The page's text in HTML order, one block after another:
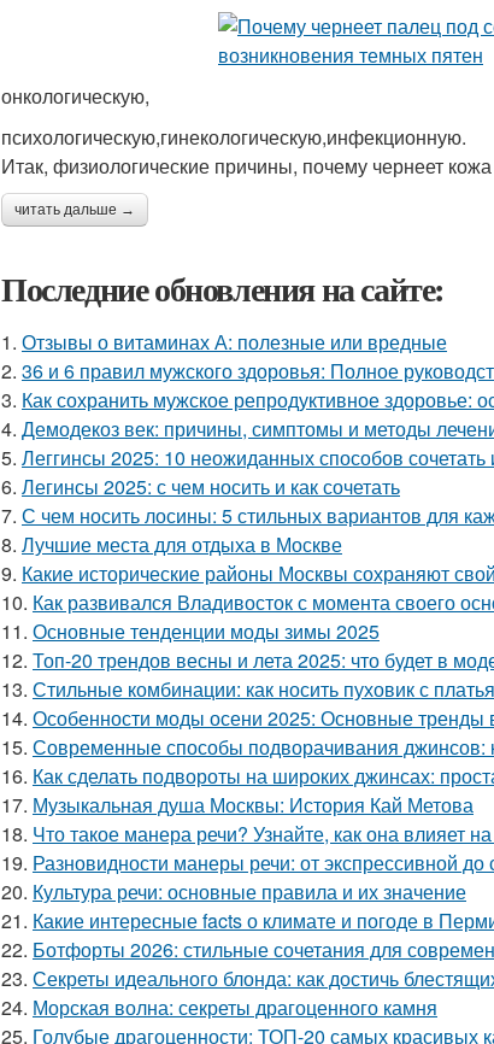
онкологическую,
психологическую,гинекологическую,инфекционную.
Итак, физиологические причины, почему чернеет
читать дальше →
Последние обновления на сайте:
1. Отзывы о витаминах А: полезные или вредные
2. 36 и 6 правил мужского здоровья: Полное
3. Как сохранить мужское репродуктивное здоровье:
4. Демодекоз век: причины, симптомы и методы
5. Леггинсы 2025: 10 неожиданных способов
6. Легинсы 2025: с чем носить и как сочетать
7. С чем носить лосины: 5 стильных вариантов для
8. Лучшие места для отдыха в Москве
9. Какие исторические районы Москвы сохраняют
10. Как развивался Владивосток с момента своего
11. Основные тенденции моды зимы 2025
12. Топ-20 трендов весны и лета 2025: что будет в
13. Стильные комбинации: как носить пуховик с
14. Особенности моды осени 2025: Основные тренды
15. Современные способы подворачивания джинсов:
16. Как сделать подвороты на широких джинсах:
17. Музыкальная душа Москвы: История Кай Метова
18. Что такое манера речи? Узнайте, как она влияет
19. Разновидности манеры речи: от экспрессивной
20. Культура речи: основные правила и их значение
21. Какие интересные facts о климате и погоде в
22. Ботфорты 2026: стильные сочетания для
23. Секреты идеального блонда: как достичь
24. Морская волна: секреты драгоценного камня
25. Голубые драгоценности: ТОП-20 самых красивых